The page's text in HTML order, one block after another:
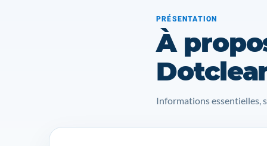
PRÉSENTATION
À
Informations essentielles,